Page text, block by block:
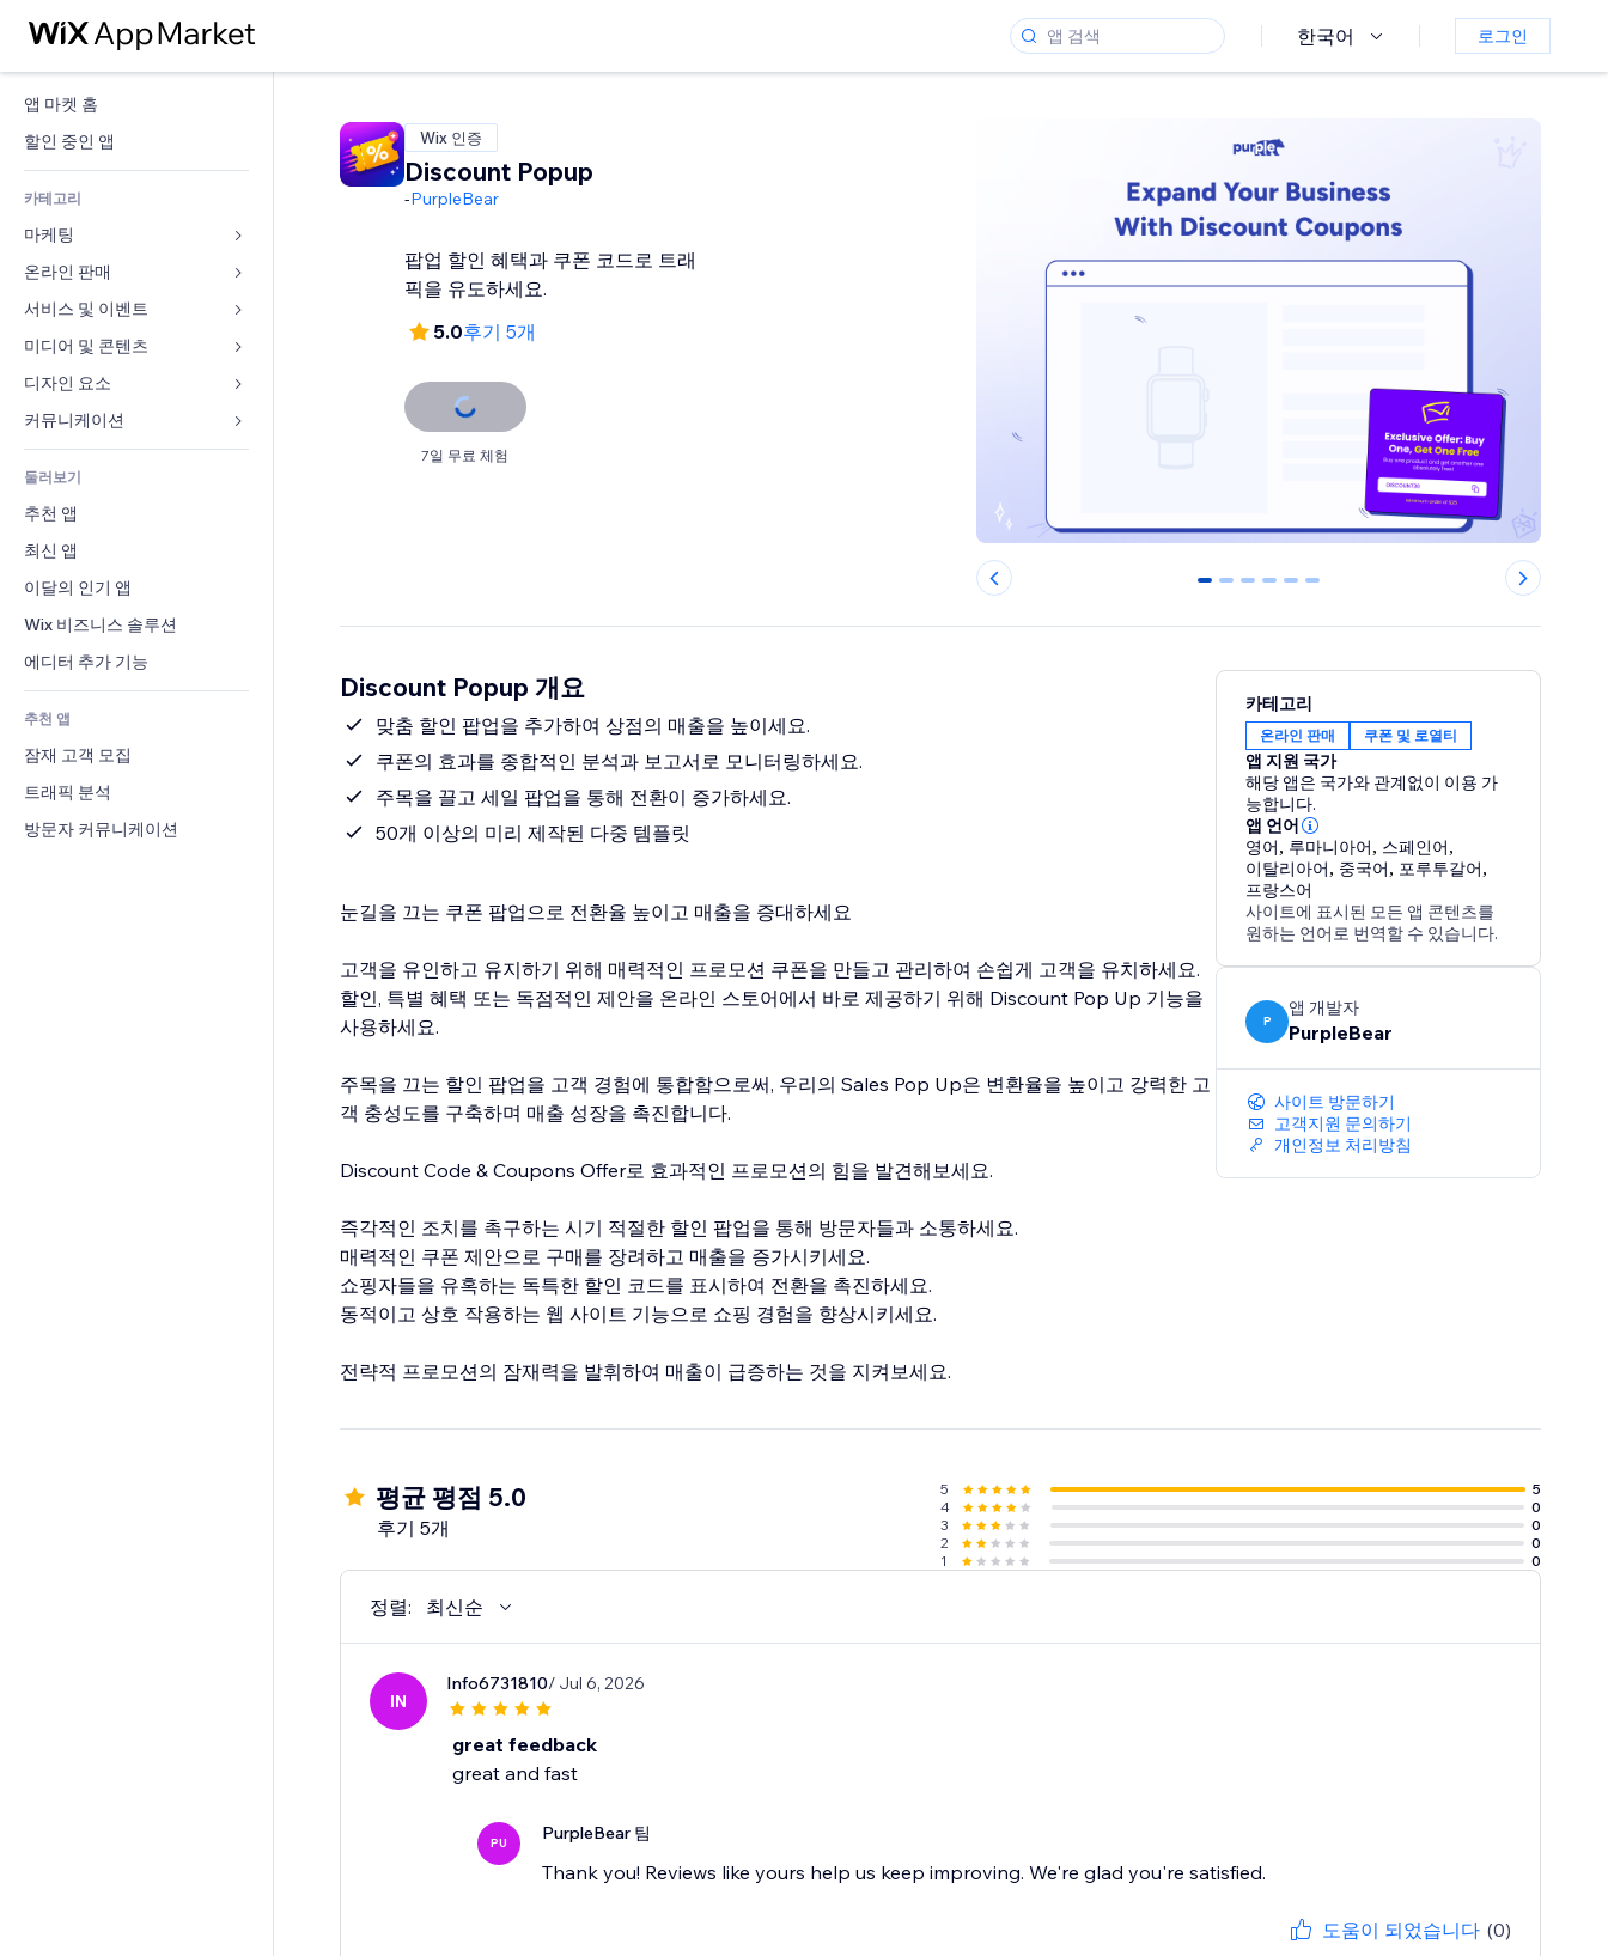
한국어 로그인
앱 마켓 홈
할인 중인 앱
카테고리
마케팅
광고
모바일
사이트 통계
사이트 목록
이메일
온라인 판매
쇼핑몰 관련 앱
배송
판매 버튼
회계
쿠폰 및 로열티
창고 서비스
식품 및 음료
서비스 및 이벤트
호텔
이벤트
음식점
부동산
예약
미디어 및 콘텐츠
갤러리
뮤직
팟캐스트
사진
동영상
PDF
파일 공유
소식
디자인 요소
지도 및 내비게이션
개인정보 및 보안
시계
페이지 템플릿
이미지 효과
버튼 & 메뉴
배너 및 배지
계산기
검색
일기예보
차트 및 표
양식
블로그
설문
채팅
메모
전화번호
커뮤니티
평가와 후기
CRM
둘러보기
추천 앱
최신 앱
이달의 인기 앱
Wix 비즈니스 솔루션
에디터 추가 기능
추천 앱
잠재 고객 모집
트래픽 분석
방문자 커뮤니케이션
Wix 인증
Discount Popup
-PurpleBear
팝업 할인 혜택과 쿠폰 코드로 트래
픽을 유도하세요.
5.0후기 5개
7일 무료 체험
0 1 2 3 4 5
Discount Popup 개요
맞춤 할인 팝업을 추가하여 상점의 매출을 높이세요.
쿠폰의 효과를 종합적인 분석과 보고서로 모니터링하세요.
주목을 끌고 세일 팝업을 통해 전환이 증가하세요.
50개 이상의 미리 제작된 다중 템플릿
눈길을 끄는 쿠폰 팝업으로 전환율 높이고 매출을 증대하세요
고객을 유인하고 유지하기 위해 매력적인 프로모션 쿠폰을 만들고 관리하여 손쉽게 고객을 유치하세요.
할인, 특별 혜택 또는 독점적인 제안을 온라인 스토어에서 바로 제공하기 위해 Discount Pop Up 기능을
사용하세요.
주목을 끄는 할인 팝업을 고객 경험에 통합함으로써, 우리의 Sales Pop Up은 변환율을 높이고 강력한 고
객 충성도를 구축하며 매출 성장을 촉진합니다.
Discount Code & Coupons Offer로 효과적인 프로모션의 힘을 발견해보세요.
즉각적인 조치를 촉구하는 시기 적절한 할인 팝업을 통해 방문자들과 소통하세요.
매력적인 쿠폰 제안으로 구매를 장려하고 매출을 증가시키세요.
쇼핑자들을 유혹하는 독특한 할인 코드를 표시하여 전환을 촉진하세요.
동적이고 상호 작용하는 웹 사이트 기능으로 쇼핑 경험을 향상시키세요.
전략적 프로모션의 잠재력을 발휘하여 매출이 급증하는 것을 지켜보세요.
카테고리
온라인 판매 쿠폰 및 로열티
앱 지원 국가
해당 앱은 국가와 관계없이 이용 가
능합니다.
앱 언어
영어, 루마니아어, 스페인어,
이탈리아어, 중국어, 포루투갈어,
프랑스어
사이트에 표시된 모든 앱 콘텐츠를
원하는 언어로 번역할 수 있습니다.
P
앱 개발자
PurpleBear
사이트 방문하기
고객지원 문의하기
개인정보 처리방침
평균 평점 5.0
후기 5개
5
5
4
0
3
0
2
0
1
0
정렬: 최신순
IN
Info6731810/ Jul 6, 2026
great feedback
great and fast
PU PurpleBear 팀
Thank you! Reviews like yours help us keep improving. We're glad you're satisfied.
도움이 되었습니다 (0)